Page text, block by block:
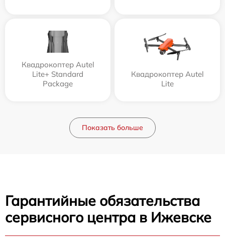
Квадрокоптер Autel
Lite+ Standard
Package
Квадрокоптер Autel
Lite
Показать больше
Гарантийные обязательства
сервисного центра в Ижевске